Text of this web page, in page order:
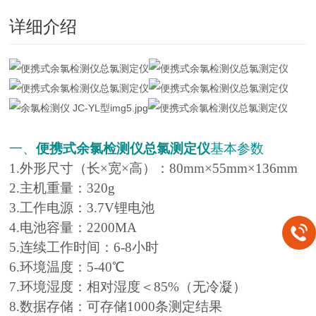
详细介绍
一、便携式余氯检测仪总氯测定仪基本参数
1.外形尺寸（长×宽×高）：80mm×55mm×136mm
2.主机重量：320g
3.工作电源：3.7V锂电池
4.电池容量：2200MA
5.连续工作时间：6-8小时
6.环境温度：5-40℃
7.环境湿度：相对湿度＜85%（无冷凝）
8.数据存储：可存储1000条测定结果